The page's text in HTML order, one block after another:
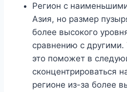
Регион с
Азия, но размер
более высокого
сравнению с
это поможет в
сконцентрироваться
регионе из-за более